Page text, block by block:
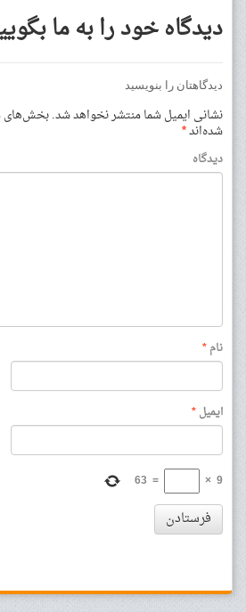
دیدگاه خود را به ما
دیدگاهتان را بنویسید
نشانی ایمیل شما منتشر نخواهد شد.بخش‌های
شده‌اند*
دیدگاه
نام*
ایمیل*
9
×
=
63
فرستادن